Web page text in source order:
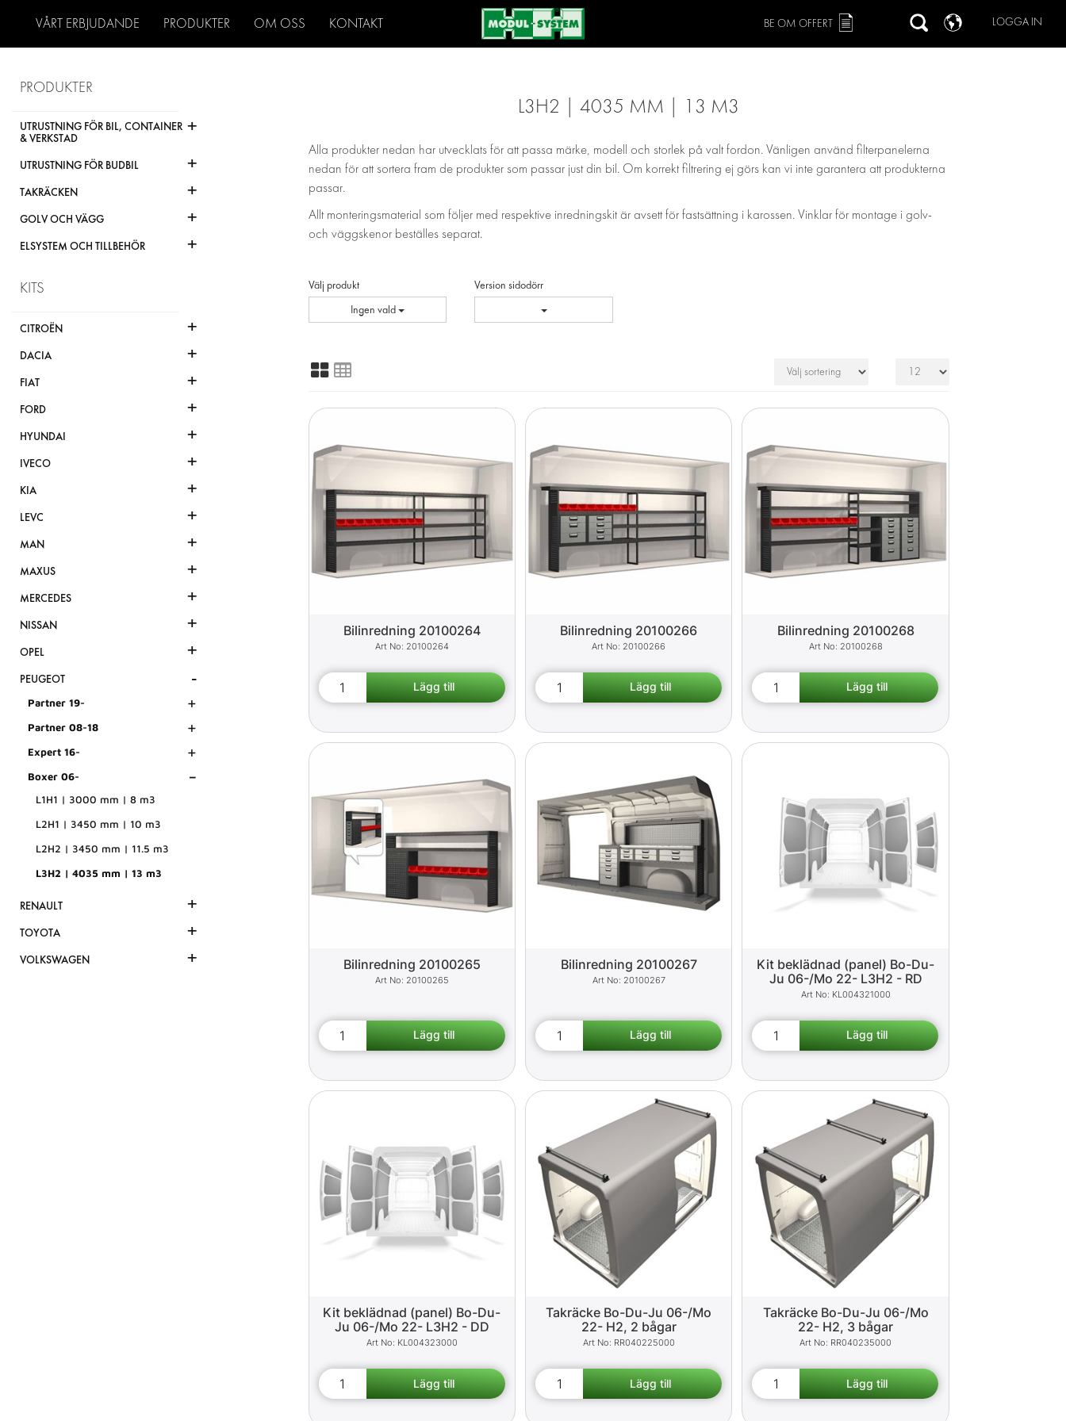
VÅRT ERBJUDANDE PRODUKTER OM OSS KONTAKT LOGGA IN
BE OM OFFERT
PRODUKTER
UTRUSTNING FÖR BIL, CONTAINER
& VERKSTAD
+
UTRUSTNING FÖR BUDBIL +
TAKRÄCKEN +
GOLV OCH VÄGG +
ELSYSTEM OCH TILLBEHÖR +
KITS
CITROËN +
DACIA +
FIAT +
FORD +
HYUNDAI +
IVECO +
KIA +
LEVC +
MAN +
MAXUS +
MERCEDES +
NISSAN +
OPEL +
PEUGEOT -
Partner 19- +
Partner 08-18 +
Expert 16- +
Boxer 06- -
L1H1 | 3000 mm | 8 m3
L2H1 | 3450 mm | 10 m3
L2H2 | 3450 mm | 11.5 m3
L3H2 | 4035 mm | 13 m3
RENAULT +
TOYOTA +
VOLKSWAGEN +
L3H2 | 4035 MM | 13 M3
Alla produkter nedan har utvecklats för att passa märke, modell och storlek på valt fordon. Vänligen använd filterpanelerna
nedan för att sortera fram de produkter som passar just din bil. Om korrekt filtrering ej görs kan vi inte garantera att produkterna
passar.
Allt monteringsmaterial som följer med respektive inredningskit är avsett för fastsättning i karossen. Vinklar för montage i golv-
och väggskenor beställes separat.
Välj produkt
Ingen vald
Version sidodörr
Bilinredning 20100264
20100264
Bilinredning 20100266
20100266
Bilinredning 20100268
20100268
Bilinredning 20100265
20100265
Bilinredning 20100267
20100267
Kit beklädnad (panel) Bo-Du-
Ju 06-/Mo 22- L3H2 - RD
KL004321000
Kit beklädnad (panel) Bo-Du-
Ju 06-/Mo 22- L3H2 - DD
KL004323000
Takräcke Bo-Du-Ju 06-/Mo
22- H2, 2 bågar
RR040225000
Takräcke Bo-Du-Ju 06-/Mo
22- H2, 3 bågar
RR040235000